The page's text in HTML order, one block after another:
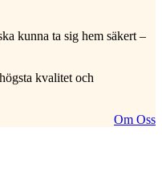
kunna ta sig hem säkert –
kvalitet och
Om Oss